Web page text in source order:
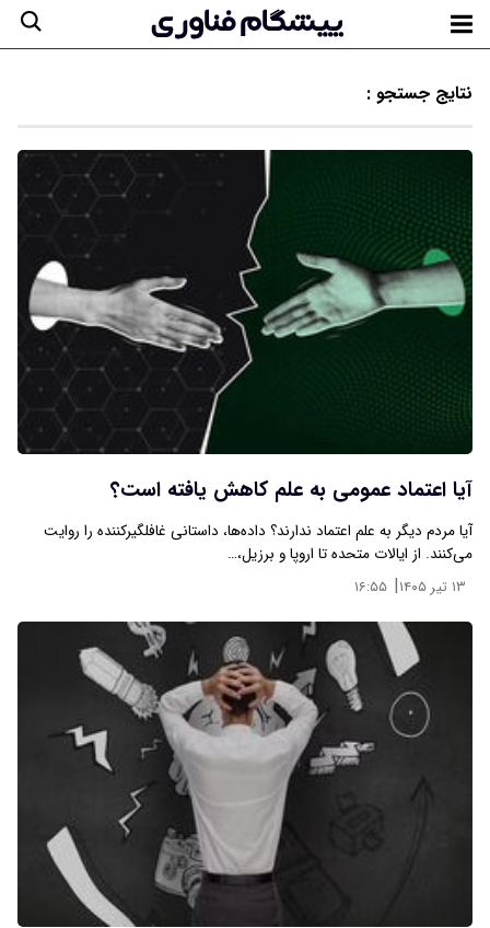
نتایج جستجو :
آیا اعتماد عمومی به علم کاهش یافته است؟
آیا مردم دیگر به علم اعتماد ندارند؟ داده‌ها، داستانی غافلگیرکننده را روایت
می‌کنند. از ایالات متحده تا اروپا و برزیل،…
۱۳ تیر ۱۴۰۵ | ۱۶:۵۵